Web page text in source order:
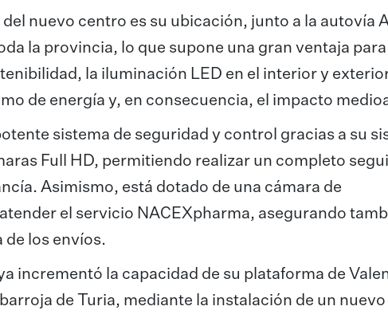
nuevo centro es su ubicación, junto a la autovía
la provincia, lo que supone una gran ventaja para
la iluminación LED en el interior y
de energía y, en consecuencia, el impacto
sistema de seguridad y control gracias a su
Full HD, permitiendo realizar un completo
Asimismo, está dotado de una cámara de
el servicio NACEXpharma, asegurando
los envíos.
incrementó la capacidad de su plataforma de
de Turia, mediante la instalación de un